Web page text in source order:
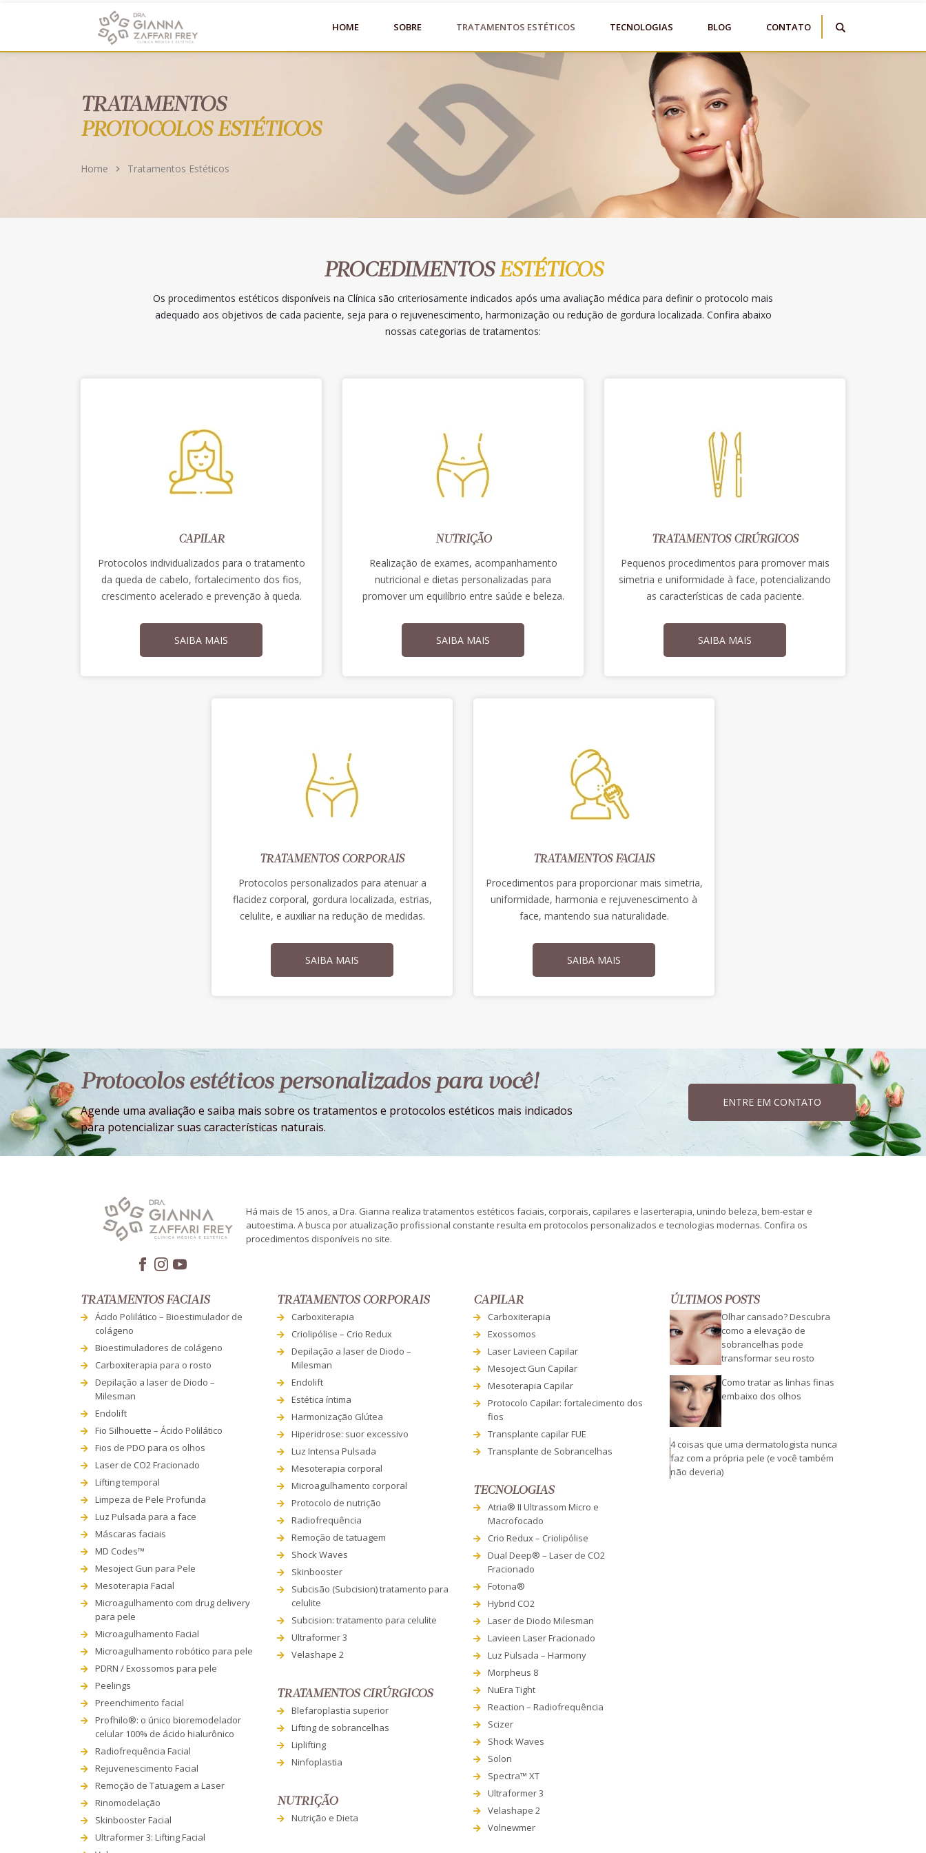
https://clinicadragianna.com.br/
HOME SOBRE TRATAMENTOS ESTÉTICOS TECNOLOGIAS BLOG CONTATO
TRATAMENTOS
PROTOCOLOS ESTÉTICOS
Home Tratamentos Estéticos
PROCEDIMENTOSESTÉTICOS
Os procedimentos estéticos disponíveis na Clínica são criteriosamente indicados após uma avaliação médica para definir o protocolo mais
adequado aos objetivos de cada paciente, seja para o rejuvenescimento, harmonização ou redução de gordura localizada. Confira abaixo
nossas categorias de tratamentos:
CAPILAR
Protocolos individualizados para o tratamento
da queda de cabelo, fortalecimento dos fios,
crescimento acelerado e prevenção à queda.
SAIBA MAIS
NUTRIÇÃO
Realização de exames, acompanhamento
nutricional e dietas personalizadas para
promover um equilíbrio entre saúde e beleza.
SAIBA MAIS
TRATAMENTOS CIRÚRGICOS
Pequenos procedimentos para promover mais
simetria e uniformidade à face, potencializando
as características de cada paciente.
SAIBA MAIS
TRATAMENTOS CORPORAIS
Protocolos personalizados para atenuar a
flacidez corporal, gordura localizada, estrias,
celulite, e auxiliar na redução de medidas.
SAIBA MAIS
TRATAMENTOS FACIAIS
Procedimentos para proporcionar mais simetria,
uniformidade, harmonia e rejuvenescimento à
face, mantendo sua naturalidade.
SAIBA MAIS
Protocolos estéticos personalizados para você!
Agende uma avaliação e saiba mais sobre os tratamentos e protocolos estéticos mais indicados
para potencializar suas características naturais.
ENTRE EM CONTATO
Há mais de 15 anos, a Dra. Gianna realiza tratamentos estéticos faciais, corporais, capilares e laserterapia, unindo beleza, bem-estar e
autoestima. A busca por atualização profissional constante resulta em protocolos personalizados e tecnologias modernas. Confira os
procedimentos disponíveis no site.
TRATAMENTOS FACIAIS
Ácido Polilático – Bioestimulador de
colágeno
Bioestimuladores de colágeno
Carboxiterapia para o rosto
Depilação a laser de Diodo –
Milesman
Endolift
Fio Silhouette – Ácido Polilático
Fios de PDO para os olhos
Laser de CO2 Fracionado
Lifting temporal
Limpeza de Pele Profunda
Luz Pulsada para a face
Máscaras faciais
MD Codes™
Mesoject Gun para Pele
Mesoterapia Facial
Microagulhamento com drug delivery
para pele
Microagulhamento Facial
Microagulhamento robótico para pele
PDRN / Exossomos para pele
Peelings
Preenchimento facial
Profhilo®: o único bioremodelador
celular 100% de ácido hialurônico
Radiofrequência Facial
Rejuvenescimento Facial
Remoção de Tatuagem a Laser
Rinomodelação
Skinbooster Facial
Ultraformer 3: Lifting Facial
TRATAMENTOS CORPORAIS
Carboxiterapia
Criolipólise – Crio Redux
Depilação a laser de Diodo –
Milesman
Endolift
Estética íntima
Harmonização Glútea
Hiperidrose: suor excessivo
Luz Intensa Pulsada
Mesoterapia corporal
Microagulhamento corporal
Protocolo de nutrição
Radiofrequência
Remoção de tatuagem
Shock Waves
Skinbooster
Subcisão (Subcision) tratamento para
celulite
Subcision: tratamento para celulite
Ultraformer 3
Velashape 2
TRATAMENTOS CIRÚRGICOS
Blefaroplastia superior
Lifting de sobrancelhas
Liplifting
Ninfoplastia
NUTRIÇÃO
Nutrição e Dieta
CAPILAR
Carboxiterapia
Exossomos
Laser Lavieen Capilar
Mesoject Gun Capilar
Mesoterapia Capilar
Protocolo Capilar: fortalecimento dos
fios
Transplante capilar FUE
Transplante de Sobrancelhas
TECNOLOGIAS
Atria® II Ultrassom Micro e
Macrofocado
Crio Redux – Criolipólise
Dual Deep® – Laser de CO2
Fracionado
Fotona®
Hybrid CO2
Laser de Diodo Milesman
Lavieen Laser Fracionado
Luz Pulsada – Harmony
Morpheus 8
NuEra Tight
Reaction – Radiofrequência
Scizer
Shock Waves
Solon
Spectra™ XT
Ultraformer 3
Velashape 2
Volnewmer
ÚLTIMOS POSTS
Olhar cansado? Descubra
como a elevação de
sobrancelhas pode
transformar seu rosto
Como tratar as linhas finas
embaixo dos olhos
4 coisas que uma dermatologista nunca
faz com a própria pele (e você também
não deveria)